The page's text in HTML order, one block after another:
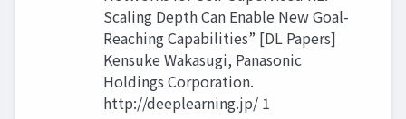
Scaling Depth Can Enable New Goal-
Reaching Capabilities” [DL Papers]
Kensuke Wakasugi, Panasonic
Holdings Corporation.
http://deeplearning.jp/ 1